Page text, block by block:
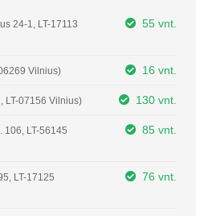
24-1, LT-17113
55 vnt.
Vilnius) 16 vnt.
LT-07156 Vilnius) 130 vnt.
106, LT-56145
85 vnt.
LT-17125
76 vnt.